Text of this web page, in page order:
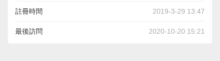
註冊時間 2019-3-29 13:47
最後訪問 2020-10-20 15:21